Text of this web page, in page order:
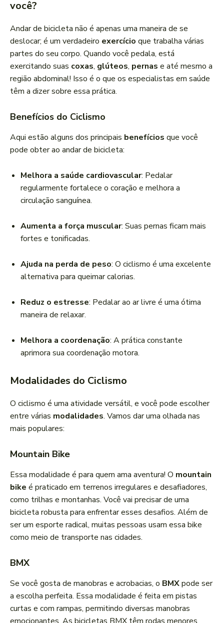
você?
Andar de bicicleta não é apenas uma maneira de se
deslocar; é um verdadeiro exercício que trabalha várias
partes do seu corpo. Quando você pedala, está
exercitando suas coxas, glúteos, pernas e até mesmo a
região abdominal! Isso é o que os especialistas em saúde
têm a dizer sobre essa prática.
Benefícios do Ciclismo
Aqui estão alguns dos principais benefícios que você
pode obter ao andar de bicicleta:
Melhora a saúde cardiovascular: Pedalar
regularmente fortalece o coração e melhora a
circulação sanguínea.
Aumenta a força muscular: Suas pernas ficam mais
fortes e tonificadas.
Ajuda na perda de peso: O ciclismo é uma excelente
alternativa para queimar calorias.
Reduz o estresse: Pedalar ao ar livre é uma ótima
maneira de relaxar.
Melhora a coordenação: A prática constante
aprimora sua coordenação motora.
Modalidades do Ciclismo
O ciclismo é uma atividade versátil, e você pode escolher
entre várias modalidades. Vamos dar uma olhada nas
mais populares:
Mountain Bike
Essa modalidade é para quem ama aventura! O mountain
bike é praticado em terrenos irregulares e desafiadores,
como trilhas e montanhas. Você vai precisar de uma
bicicleta robusta para enfrentar esses desafios. Além de
ser um esporte radical, muitas pessoas usam essa bike
como meio de transporte nas cidades.
BMX
Se você gosta de manobras e acrobacias, o BMXpode ser
a escolha perfeita. Essa modalidade é feita em pistas
curtas e com rampas, permitindo diversas manobras